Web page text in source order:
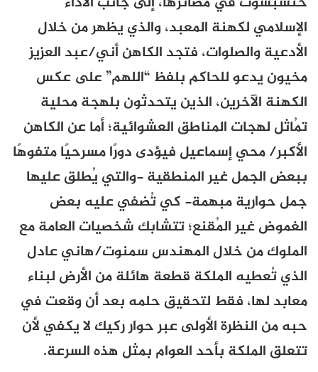
الإسلامي لكهنة المعبد، والذي يظهر من خلال
الأدعية والصلوات، فتجد الكاهن أني/عبد العزيز
مخيون يدعو للحاكم بلفظ “اللهم” على عكس
الكهنة الآخرين، الذين يتحدثون بلهجة محلية
تمُاثل لهجات المناطق العشوائية؛ أما عن الكاهن
الأكبر/ محي إسماعيل فيؤدى دورًا مسرحيًا متفوهًا
ببعض الجمل غير المنطقية -والتي يُطلق عليها
جمل حوارية مبهمة- كي تُضفي عليه بعض
الغموض غير المُقنع؛ تتشابك شخصيات العامة مع
الملوك من خلال المهندس سمنوت/هاني عادل
الذي تُعطيه الملكة قطعة هائلة من الأرض لبناء
معابد لها، فقط لتحقيق حلمه بعد أن وقعت في
حبه من النظرة الأولى عبر حوار ركيك لا يكفي لأن
تتعلق الملكة بأحد العوام بمثل هذه السرعة.